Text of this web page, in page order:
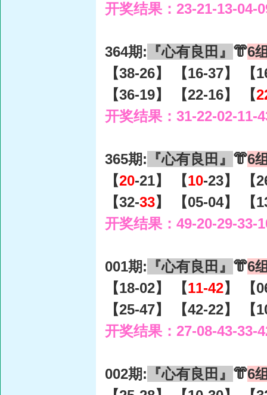
开奖结果：23-21-13-04-
364期: 『心有良田』 👘6
【38-26】 【16-37】 【
【36-19】 【22-16】 【
开奖结果：31-22-02-11-
365期: 『心有良田』 👘6
【20-21】 【10-23】 【
【32-33】 【05-04】 【
开奖结果：49-20-29-33-
001期: 『心有良田』 👘6
【18-02】 【11-42】 【
【25-47】 【42-22】 【
开奖结果：27-08-43-33-
002期: 『心有良田』 👘6